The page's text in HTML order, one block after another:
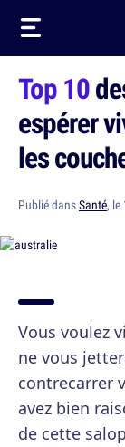
Top 10
espérer
les
Publié dansSanté, le
Vous voulez
ne vous
contrecarrer
avez bien
de cette